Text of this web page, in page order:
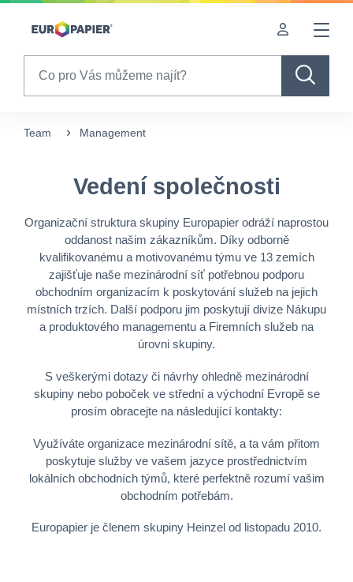
Table Of Content
Vedení společnosti
Team Management
Vedení společnosti
Organizační struktura skupiny Europapier odráží naprostou
oddanost našim zákazníkům. Díky odborně
kvalifikovanému a motivovanému týmu ve 13 zemích
zajišťuje naše mezinárodní síť potřebnou podporu
obchodním organizacím k poskytování služeb na jejich
místních trzích. Další podporu jim poskytují divize Nákupu
a produktového managementu a Firemních služeb na
úrovni skupiny.
S veškerými dotazy či návrhy ohledně mezinárodní
skupiny nebo poboček ve střední a východní Evropě se
prosím obracejte na následující kontakty:
Využíváte organizace mezinárodní sítě, a ta vám přitom
poskytuje služby ve vašem jazyce prostřednictvím
lokálních obchodních týmů, které perfektně rozumí vašim
obchodním potřebám.
Europapier je členem skupiny Heinzel od listopadu 2010.